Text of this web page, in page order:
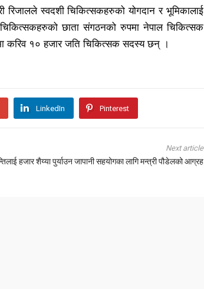
रिजालले स्वदशी चिकित्सकहरुको योगदान र भूमिकालाई
छाता संगठनको रुपमा नेपाल चिकित्सक
करिव १० हजार जति चिकित्सक सदस्य छन् ।
LinkedIn Pinterest
Next article
हजार शैय्या पुर्याउन जापानी सहयोगका लागि मन्त्री पौडेलको आग्रह